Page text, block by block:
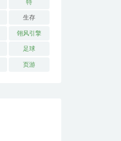
特
生存
翎风引擎
足球
页游